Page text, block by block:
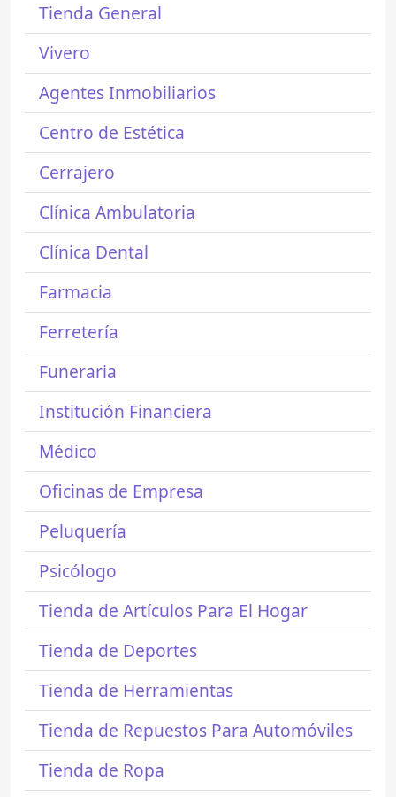
Tienda General
Vivero
Agentes Inmobiliarios
Centro de Estética
Cerrajero
Clínica Ambulatoria
Clínica Dental
Farmacia
Ferretería
Funeraria
Institución Financiera
Médico
Oficinas de Empresa
Peluquería
Psicólogo
Tienda de Artículos Para El Hogar
Tienda de Deportes
Tienda de Herramientas
Tienda de Repuestos Para Automóviles
Tienda de Ropa